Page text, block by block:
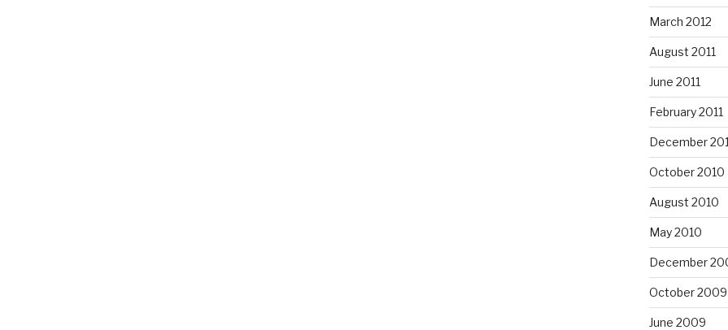
March 2012
August 2011
June 2011
February 2011
December
October 2010
August 2010
May 2010
December
October 2009
June 2009